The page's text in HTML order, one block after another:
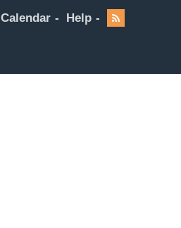
Calendar Help